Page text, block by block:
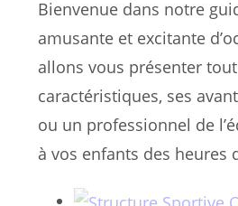
Bienvenue dans notre
amusante et excitante
allons vous présenter
caractéristiques, ses
ou un professionnel de
à vos enfants des heures